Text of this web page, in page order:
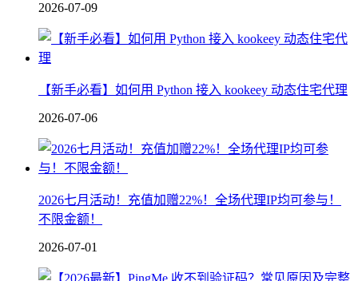
2026-07-09
【新手必看】如何用 Python 接入 kookeey 动态住宅代理
2026-07-06
2026七月活动！充值加赠22%！全场代理IP均可参与！
不限金额！
2026-07-01